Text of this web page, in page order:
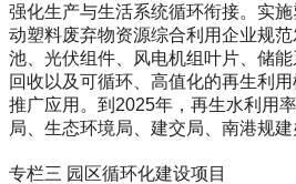
强化生产与生活系统循环衔接。实
动塑料废弃物资源综合利用企业规
池、光伏组件、风电机组叶片、储
回收以及可循环、高值化的再生利
推广应用。到2025年，再生水利用
局、生态环境局、建交局、南港规
专栏三 园区循环化建设项目